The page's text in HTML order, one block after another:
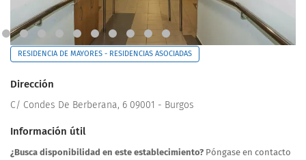
RESIDENCIA DE MAYORES - RESIDENCIAS ASOCIADAS
Dirección
C/ Condes De Berberana, 6 09001 - Burgos
Información útil
¿Busca disponibilidad en este establecimiento? Póngase en contacto